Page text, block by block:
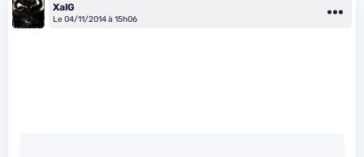
XalG
Le 04/11/2014 à 15h06